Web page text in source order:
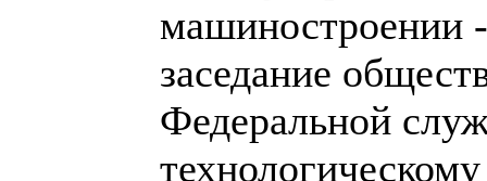
машиностроении
заседание
Федеральной